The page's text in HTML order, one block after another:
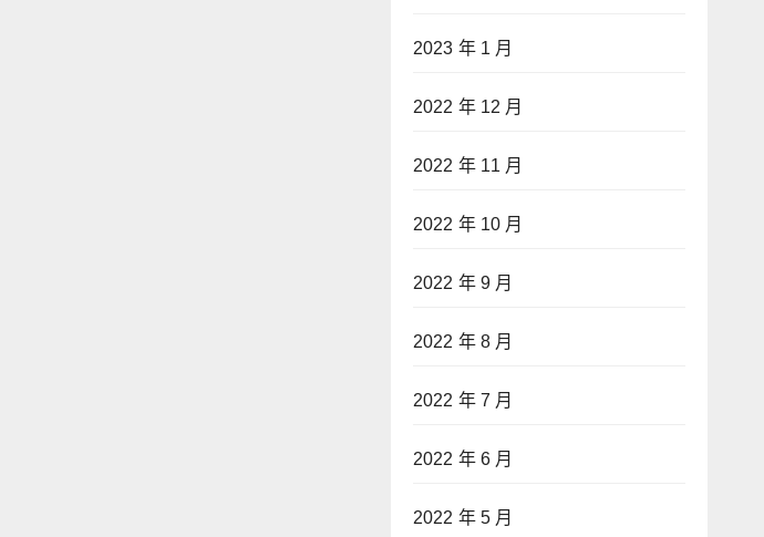
2023 年 1 月
2022 年 12 月
2022 年 11 月
2022 年 10 月
2022 年 9 月
2022 年 8 月
2022 年 7 月
2022 年 6 月
2022 年 5 月